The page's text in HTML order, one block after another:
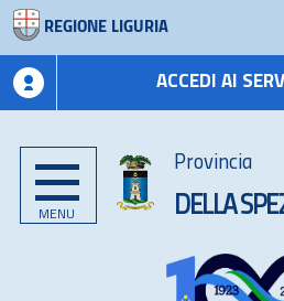
REGIONE LIGURIA
ACCEDI AI
MENU
Provincia
DELLA